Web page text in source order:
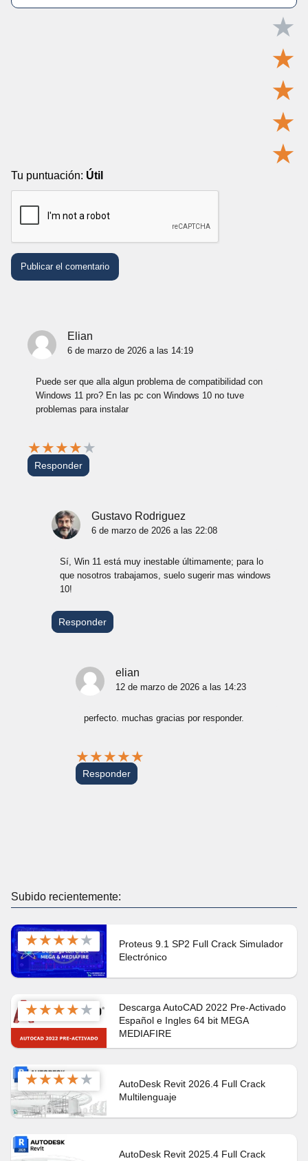
Elian
6 de marzo de 2026 a las 14:19
Puede ser que alla algun problema de compatibilidad con
Windows 11 pro? En las pc con Windows 10 no tuve
problemas para instalar
★★★★★
Responder
Gustavo Rodriguez
6 de marzo de 2026 a las 22:08
Sí, Win 11 está muy inestable últimamente; para lo
que nosotros trabajamos, suelo sugerir mas windows
10!
Responder
elian
12 de marzo de 2026 a las 14:23
perfecto. muchas gracias por responder.
★★★★★
Responder
★
★
★
★
★
Tu puntuación: Útil
Subido recientemente:
★★★★★
Proteus 9.1 SP2 Full Crack Simulador
Electrónico
★★★★★
Descarga AutoCAD 2022 Pre-Activado
Español e Ingles 64 bit MEGA
MEDIAFIRE
★★★★★
AutoDesk Revit 2026.4 Full Crack
Multilenguaje
AutoDesk Revit 2025.4 Full Crack